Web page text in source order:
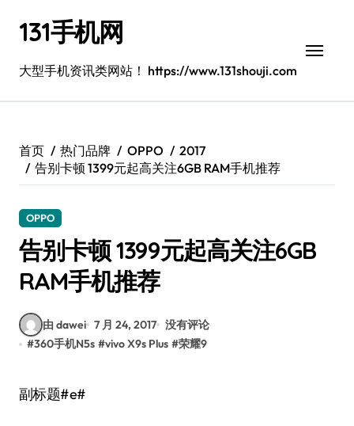
131手机网
大型手机资讯类网站！ https://www.131shouji.com
首页 热门品牌 OPPO
2017
告别卡顿 1399元起高关注6GB RAM手机推荐
OPPO
告别卡顿 1399元起高关注6GB
RAM手机推荐
由 dawei 7 月 24, 2017 没有评论
#360手机N5s #vivo X9s Plus #荣耀9
副标题#e#